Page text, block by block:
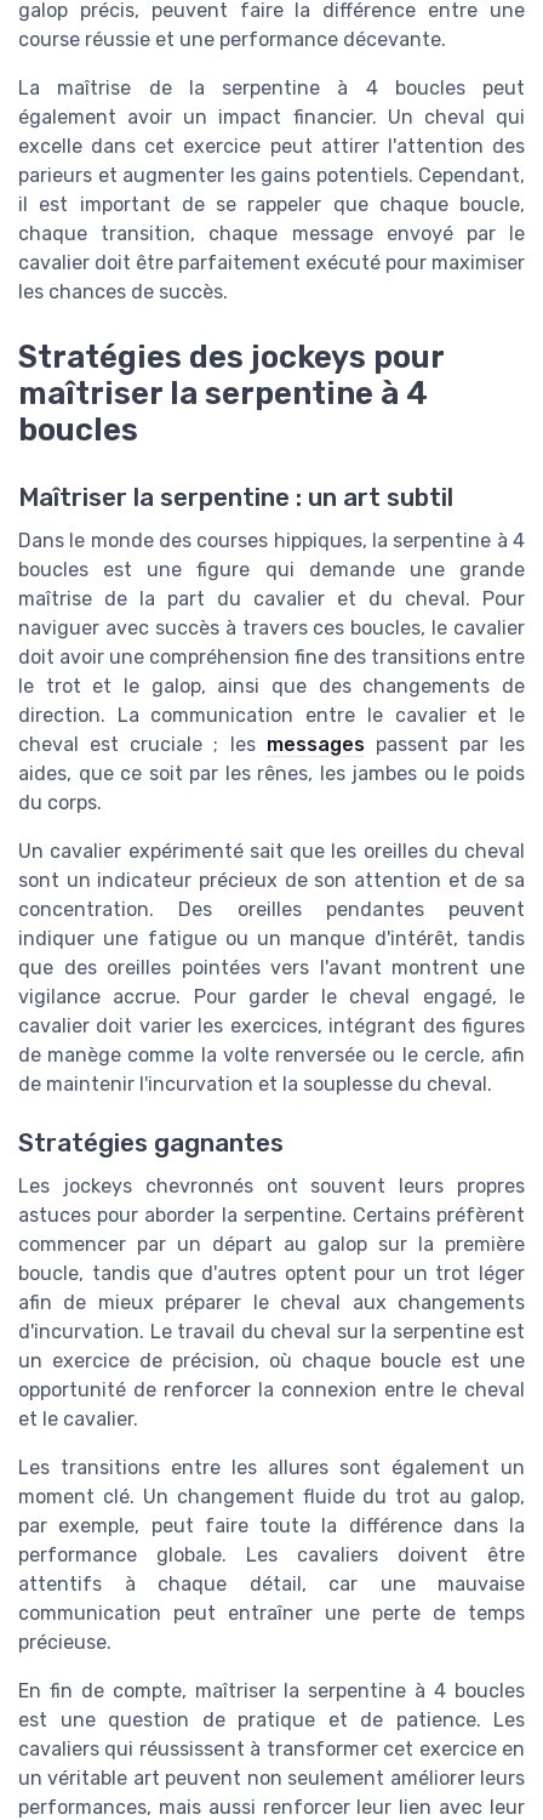
galop précis, peuvent faire la différence entre une
course réussie et une performance décevante.
La maîtrise de la serpentine à 4 boucles peut
également avoir un impact financier. Un cheval qui
excelle dans cet exercice peut attirer l'attention des
parieurs et augmenter les gains potentiels. Cependant,
il est important de se rappeler que chaque boucle,
chaque transition, chaque message envoyé par le
cavalier doit être parfaitement exécuté pour maximiser
les chances de succès.
Stratégies des jockeys pour
maîtriser la serpentine à 4
boucles
Maîtriser la serpentine : un art subtil
Dans le monde des courses hippiques, la serpentine à 4
boucles est une figure qui demande une grande
maîtrise de la part du cavalier et du cheval. Pour
naviguer avec succès à travers ces boucles, le cavalier
doit avoir une compréhension fine des transitions entre
le trot et le galop, ainsi que des changements de
direction. La communication entre le cavalier et le
cheval est cruciale ; les messagespassent par les
aides, que ce soit par les rênes, les jambes ou le poids
du corps.
Un cavalier expérimenté sait que les oreilles du cheval
sont un indicateur précieux de son attention et de sa
concentration. Des oreilles pendantes peuvent
indiquer une fatigue ou un manque d'intérêt, tandis
que des oreilles pointées vers l'avant montrent une
vigilance accrue. Pour garder le cheval engagé, le
cavalier doit varier les exercices, intégrant des figures
de manège comme la volte renversée ou le cercle, afin
de maintenir l'incurvation et la souplesse du cheval.
Stratégies gagnantes
Les jockeys chevronnés ont souvent leurs propres
astuces pour aborder la serpentine. Certains préfèrent
commencer par un départ au galop sur la première
boucle, tandis que d'autres optent pour un trot léger
afin de mieux préparer le cheval aux changements
d'incurvation. Le travail du cheval sur la serpentine est
un exercice de précision, où chaque boucle est une
opportunité de renforcer la connexion entre le cheval
et le cavalier.
Les transitions entre les allures sont également un
moment clé. Un changement fluide du trot au galop,
par exemple, peut faire toute la différence dans la
performance globale. Les cavaliers doivent être
attentifs à chaque détail, car une mauvaise
communication peut entraîner une perte de temps
précieuse.
En fin de compte, maîtriser la serpentine à 4 boucles
est une question de pratique et de patience. Les
cavaliers qui réussissent à transformer cet exercice en
un véritable art peuvent non seulement améliorer leurs
performances, mais aussi renforcer leur lien avec leur